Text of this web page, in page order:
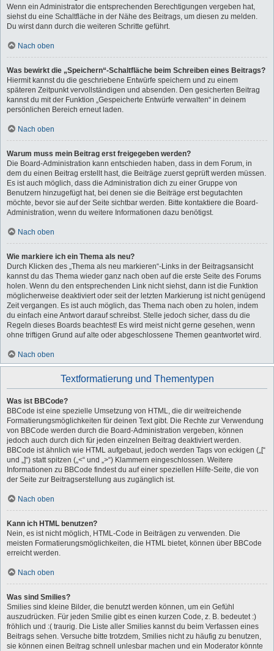
Wenn ein Administrator die entsprechenden Berechtigungen vergeben hat,
siehst du eine Schaltfläche in der Nähe des Beitrags, um diesen zu melden.
Du wirst dann durch die weiteren Schritte geführt.
Nach oben
Was bewirkt die „Speichern“-Schaltfläche beim Schreiben eines Beitrags?
Hiermit kannst du die geschriebene Entwürfe speichern und zu einem
späteren Zeitpunkt vervollständigen und absenden. Den gesicherten Beitrag
kannst du mit der Funktion „Gespeicherte Entwürfe verwalten“ in deinem
persönlichen Bereich erneut laden.
Nach oben
Warum muss mein Beitrag erst freigegeben werden?
Die Board-Administration kann entschieden haben, dass in dem Forum, in
dem du einen Beitrag erstellt hast, die Beiträge zuerst geprüft werden müssen.
Es ist auch möglich, dass die Administration dich zu einer Gruppe von
Benutzern hinzugefügt hat, bei denen sie die Beiträge erst begutachten
möchte, bevor sie auf der Seite sichtbar werden. Bitte kontaktiere die Board-
Administration, wenn du weitere Informationen dazu benötigst.
Nach oben
Wie markiere ich ein Thema als neu?
Durch Klicken des „Thema als neu markieren“-Links in der Beitragsansicht
kannst du das Thema wieder ganz nach oben auf die erste Seite des Forums
holen. Wenn du den entsprechenden Link nicht siehst, dann ist die Funktion
möglicherweise deaktiviert oder seit der letzten Markierung ist nicht genügend
Zeit vergangen. Es ist auch möglich, das Thema nach oben zu holen, indem
du einfach eine Antwort darauf schreibst. Stelle jedoch sicher, dass du die
Regeln dieses Boards beachtest! Es wird meist nicht gerne gesehen, wenn
ohne triftigen Grund auf alte oder abgeschlossene Themen geantwortet wird.
Nach oben
Textformatierung und Thementypen
Was ist BBCode?
BBCode ist eine spezielle Umsetzung von HTML, die dir weitreichende
Formatierungsmöglichkeiten für deinen Text gibt. Die Rechte zur Verwendung
von BBCode werden durch die Board-Administration vergeben, können
jedoch auch durch dich für jeden einzelnen Beitrag deaktiviert werden.
BBCode ist ähnlich wie HTML aufgebaut, jedoch werden Tags von eckigen („[“
und „]“) statt spitzen („<“ und „>“) Klammern eingeschlossen. Weitere
Informationen zu BBCode findest du auf einer speziellen Hilfe-Seite, die von
der Seite zur Beitragserstellung aus zugänglich ist.
Nach oben
Kann ich HTML benutzen?
Nein, es ist nicht möglich, HTML-Code in Beiträgen zu verwenden. Die
meisten Formatierungsmöglichkeiten, die HTML bietet, können über BBCode
erreicht werden.
Nach oben
Was sind Smilies?
Smilies sind kleine Bilder, die benutzt werden können, um ein Gefühl
auszudrücken. Für jeden Smilie gibt es einen kurzen Code, z. B. bedeutet :)
fröhlich und :( traurig. Die Liste aller Smilies kannst du beim Verfassen eines
Beitrags sehen. Versuche bitte trotzdem, Smilies nicht zu häufig zu benutzen,
sie können einen Beitrag schnell unlesbar machen und ein Moderator könnte